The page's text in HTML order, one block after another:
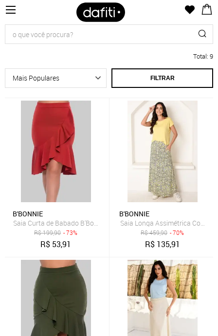
Total: 9
FILTRAR
B'BONNIE
Saia Curta de Babado B'Bonnie Leonora Terra
R$199,90 - 73%
R$ 53,91
B'BONNIE
Saia Longa Assimétrica Com
R$459,90 - 70%
R$ 135,91